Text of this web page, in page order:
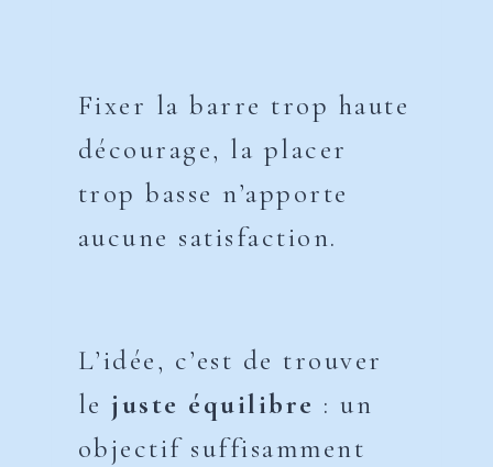
Fixer la barre trop haute
décourage, la placer
trop basse n’apporte
aucune satisfaction.
L’idée, c’est de trouver
le juste équilibre : un
objectif suffisamment